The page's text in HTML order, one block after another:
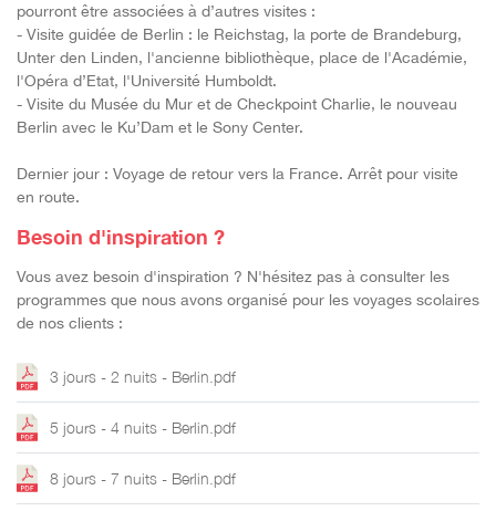
pourront être associées à d’autres visites :
- Visite guidée de Berlin : le Reichstag, la porte de Brandeburg,
Unter den Linden, l'ancienne bibliothèque, place de l'Académie,
l'Opéra d’Etat, l'Université Humboldt.
- Visite du Musée du Mur et de Checkpoint Charlie, le nouveau
Berlin avec le Ku’Dam et le Sony Center.
Dernier jour : Voyage de retour vers la France. Arrêt pour visite
en route.
Besoin d'inspiration ?
Vous avez besoin d'inspiration ? N'hésitez pas à consulter les
programmes que nous avons organisé pour les voyages scolaires
de nos clients :
3 jours - 2 nuits - Berlin.pdf
5 jours - 4 nuits - Berlin.pdf
8 jours - 7 nuits - Berlin.pdf